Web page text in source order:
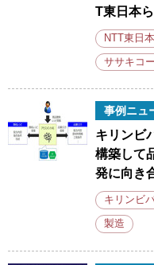
T東日本ら
NTT東日本
ササキコ
事例ニュ
キリンビ
構築して
発に向き
キリンビ
製造